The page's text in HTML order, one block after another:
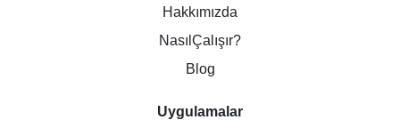
Hakkımızda
NasılÇalışır?
Blog
Uygulamalar